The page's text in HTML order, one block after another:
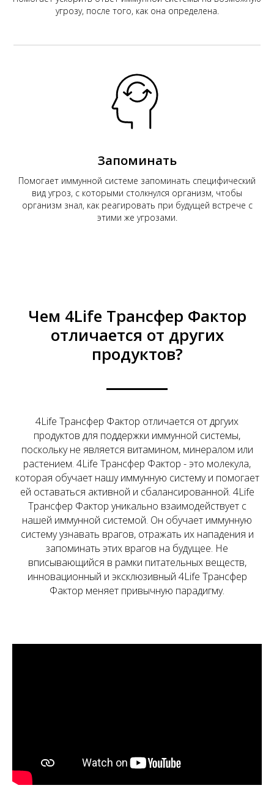
угрозу, после того, как она определена.
Запоминать
Помогает иммунной системе запоминать специфический
вид угроз, с которыми столкнулся организм, чтобы
организм знал, как реагировать при будущей встрече с
этими же угрозами.
Чем 4Life Трансфер Фактор
отличается от других
продуктов?
4Life Трансфер Фактор отличается от дргуих
продуктов для поддержки иммунной системы,
поскольку не является витамином, минералом или
растением. 4Life Трансфер Фактор - это молекула,
которая обучает нашу иммунную систему и помогает
ей оставаться активной и сбалансированной. 4Life
Трансфер Фактор уникально взаимодействует с
нашей иммунной системой. Он обучает иммунную
систему узнавать врагов, отражать их нападения и
запоминать этих врагов на будущее. Не
вписывающийся в рамки питательных веществ,
инновационный и эксклюзивный 4Life Трансфер
Фактор меняет привычную парадигму.